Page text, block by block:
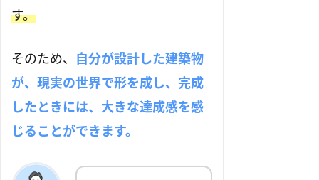
す。
そのため、 自分が設計した建築物
が、現実の世界で形を成し、完成
したときには、大きな達成感を感
じることができます。